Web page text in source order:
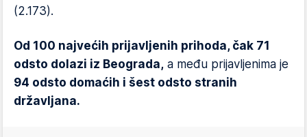
(2.173).
Od 100 najvećih prijavljenih prihoda, čak 71
odsto dolazi iz Beograda, a među prijavljenima je
94 odsto domaćih i šest odsto stranih
državljana.